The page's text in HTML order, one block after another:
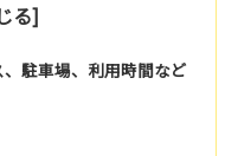
駐車場、利用時間など